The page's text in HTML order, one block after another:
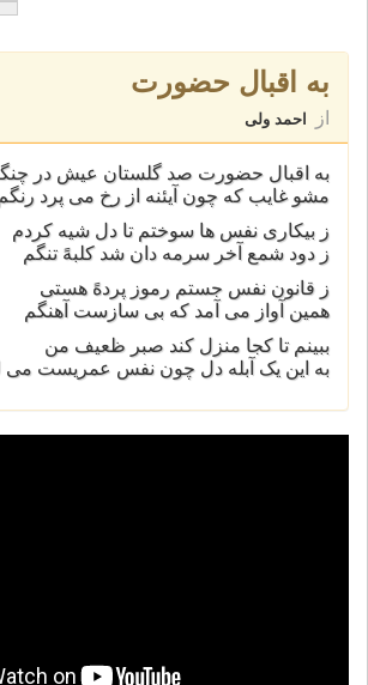
به اقبال حضورت
از احمد ولی
به اقبال حضورت صد گلستان عیش در
مشو غایب که چون آیئنه از رخ می پرد رنگم
ز بیکاری نفس ها سوختم تا دل شیه کردم
ز دود شمع آخر سرمه دان شد کلبهً تنگم
ز قانون نفس جستم رموز پردهً هستی
همین آواز می آمد که بی سازست آهنگم
ببینم تا کجا منزل کند صبر ظعیف من
به این یک آبله دل چون نفس عمریست می